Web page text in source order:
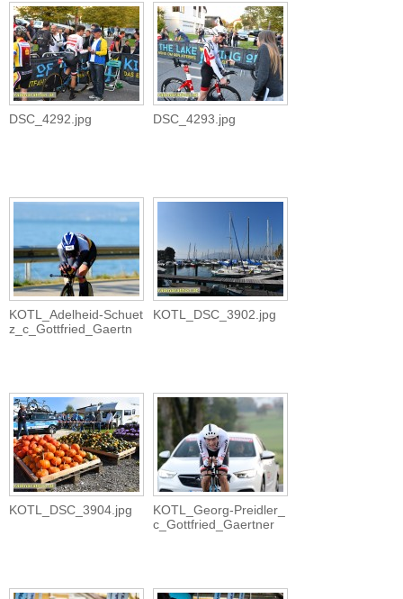
DSC_4292.jpg DSC_4293.jpg
KOTL_Adelheid-Schuet
z_c_Gottfried_Gaertn
KOTL_DSC_3902.jpg
KOTL_DSC_3904.jpg
KOTL_Georg-Preidler_
c_Gottfried_Gaertner